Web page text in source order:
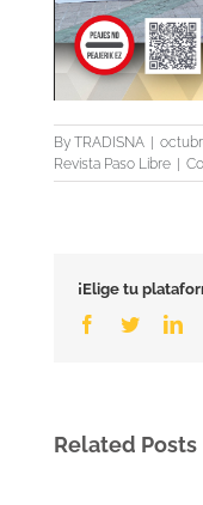
By TRADISNA
Revista Paso Libre
¡Elige tu
Facebook
Twitter
Related Posts